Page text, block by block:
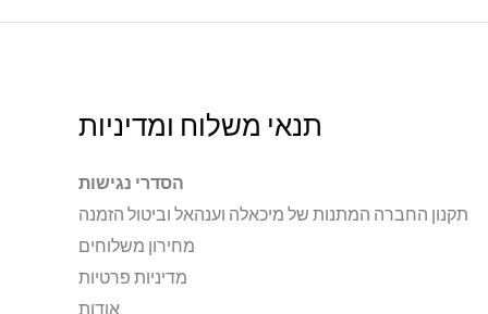
תנאי משלוח ומדיניות
הסדרי נגישות
תקנון החברה המתנות של מיכאלה וענהאל וביטול הזמנה
מחירון משלוחים
מדיניות פרטיות
אודות